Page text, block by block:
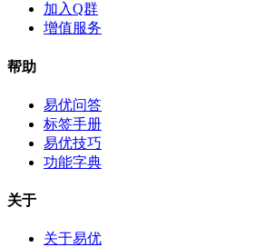
加入Q群
增值服务
帮助
易优问答
标签手册
易优技巧
功能字典
关于
关于易优